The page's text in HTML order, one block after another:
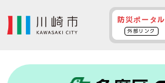
防災ポータル
外部リンク